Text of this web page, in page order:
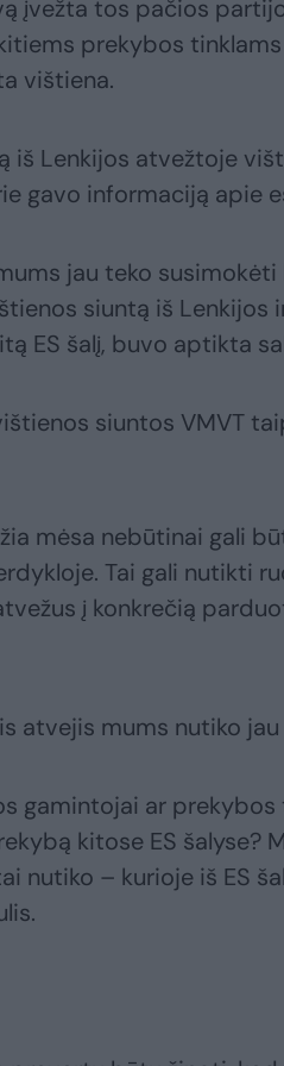
įvežta tos pačios
prekybos
vištiena.
iš Lenkijos atvežtoje
gavo informaciją apie
jau teko
siuntą iš
ES šalį, buvo aptikta
siuntos VMVT
mėsa nebūtinai gali
Tai gali nutikti
į konkrečią
atvejis mums nutiko
gamintojai ar
kitose ES šalyse?
nutiko – kurioje iš ES